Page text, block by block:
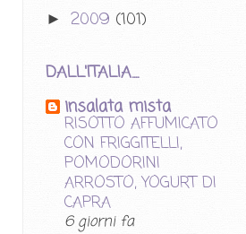
► 2009 (101)
DALL'ITALIA....
insalata mista
RISOTTO AFFUMICATO
CON FRIGGITELLI,
POMODORINI
ARROSTO, YOGURT DI
CAPRA
6 giorni fa